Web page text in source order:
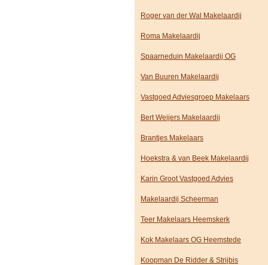
Roger van der Wal Makelaardij
Roma Makelaardij
Spaarneduin Makelaardij OG
Van Buuren Makelaardij
Vastgoed Adviesgroep Makelaars
Bert Weijers Makelaardij
Brantjes Makelaars
Hoekstra & van Beek Makelaardij
Karin Groot Vastgoed Advies
Makelaardij Scheerman
Teer Makelaars Heemskerk
Kok Makelaars OG Heemstede
Koopman De Ridder & Strijbis